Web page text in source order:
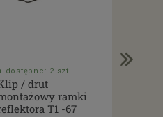
dostępne: 2 szt.
/ drut
ramki
T1 -67